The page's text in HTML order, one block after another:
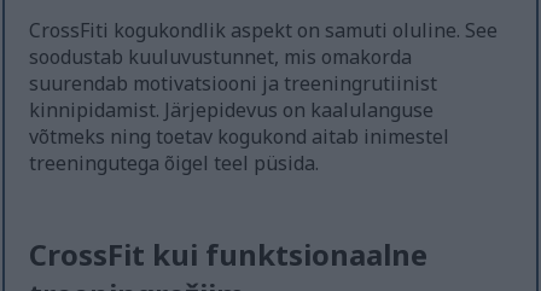
CrossFiti kogukondlik aspekt on samuti oluline. See
soodustab kuuluvustunnet, mis omakorda
suurendab motivatsiooni ja treeningrutiinist
kinnipidamist. Järjepidevus on kaalulanguse
võtmeks ning toetav kogukond aitab inimestel
treeningutega õigel teel püsida.
CrossFit kui funktsionaalne